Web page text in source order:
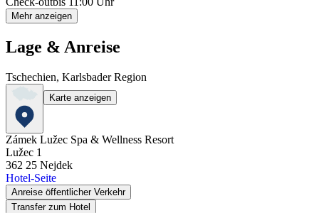
Mehr anzeigen
Lage & Anreise
Tschechien, Karlsbader Region
Karte anzeigen
Zámek Lužec Spa & Wellness Resort
Lužec 1
362 25 Nejdek
Hotel-Seite
Anreise öffentlicher Verkehr
Transfer zum Hotel